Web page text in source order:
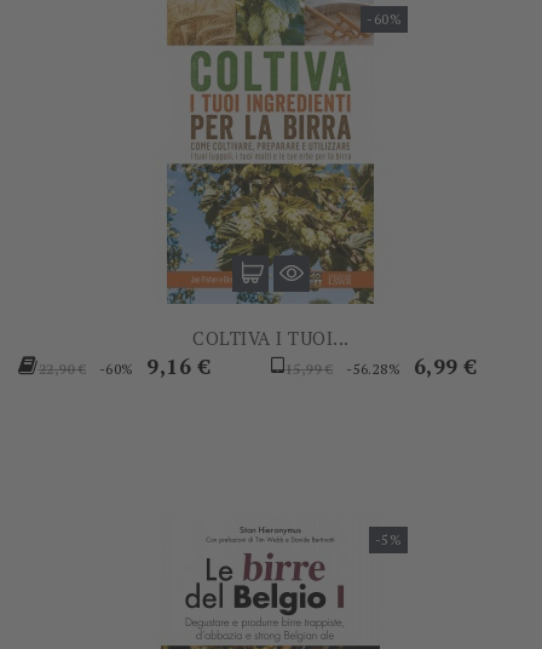
-60%
COLTIVA I TUOI...
Prezzo
22,90 € -60% Prezzo
9,16 €
Prezzo
15,99 € -56.28% Prezzo
6,99 €
-5%